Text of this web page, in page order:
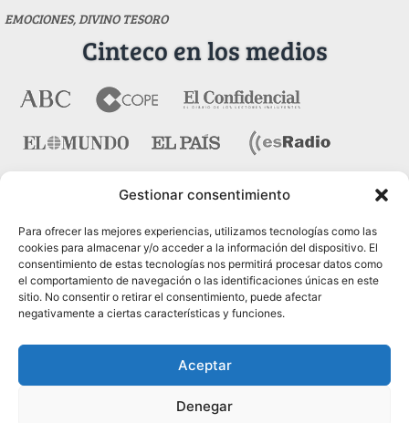
Gestionar consentimiento
Para ofrecer las mejores experiencias, utilizamos tecnologías como las
cookies para almacenar y/o acceder a la información del dispositivo. El
consentimiento de estas tecnologías nos permitirá procesar datos como
el comportamiento de navegación o las identificaciones únicas en este
sitio. No consentir o retirar el consentimiento, puede afectar
negativamente a ciertas características y funciones.
Aceptar
Denegar
EMOCIONES, DIVINO TESORO
Cinteco en los medios
Contacto
Pza. del Marqués de Salamanca nº 10, bajo dcha. 28006
Madrid
Fax.:
Web:www.cinteco.com
administracion [@] cinteco.com